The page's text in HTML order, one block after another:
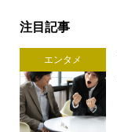
注目記事
エンタメ